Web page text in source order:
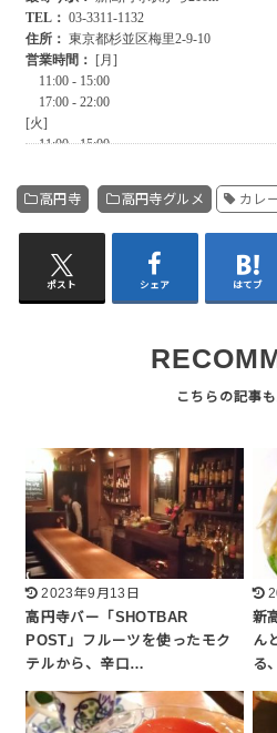
高円寺 高円寺グルメ カレ
ポスト シェア はてブ
2023年9月13日
高円寺バー「SHOTBAR
POST」フルーツを使ったモク
テルから、辛口…
新
ん
る